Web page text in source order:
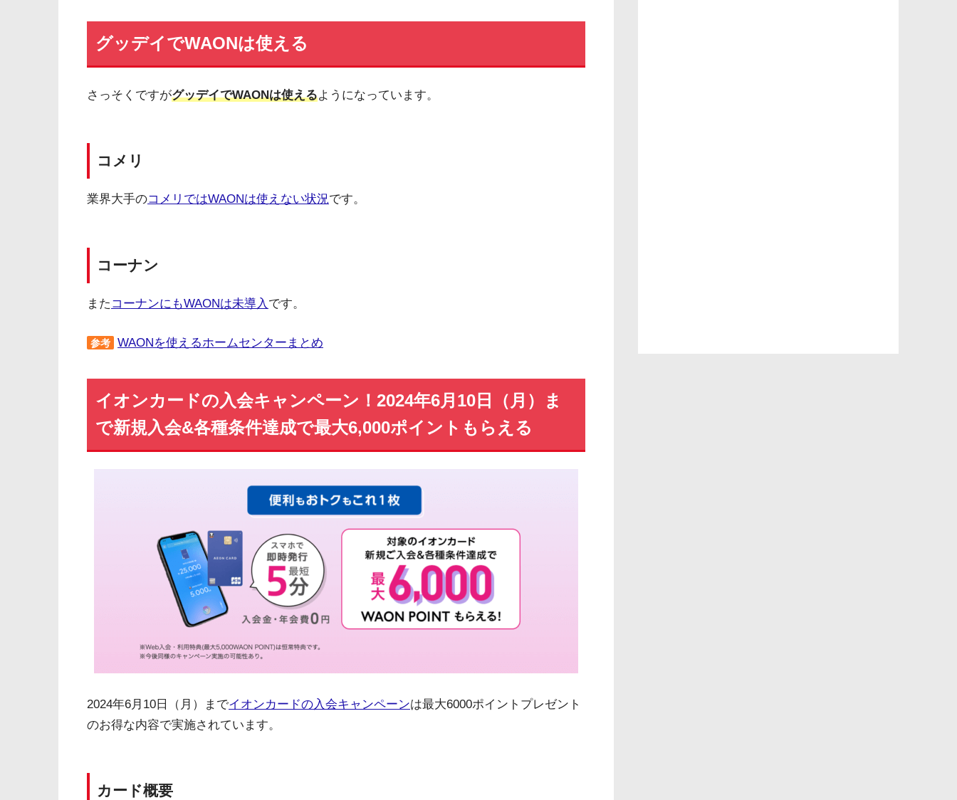
グッデイでWAONは使える
さっそくですがグッデイでWAONは使えるようになっています。
コメリ
業界大手のコメリではWAONは使えない状況です。
コーナン
また コーナンにもWAONは未導入 です。
参考 WAONを使えるホームセンターまとめ
イオンカードの入会キャンペーン！2024年6月10日（月）ま
で新規入会&各種条件達成で最大6,000ポイントもらえる
2024年6月10日（月）までイオンカードの入会キャンペーンは最大6000ポイントプレゼント
のお得な内容で実施されています。
カード概要